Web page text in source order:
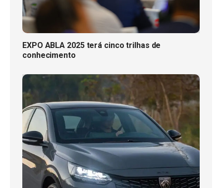
EXPO ABLA 2025 terá cinco trilhas de
conhecimento